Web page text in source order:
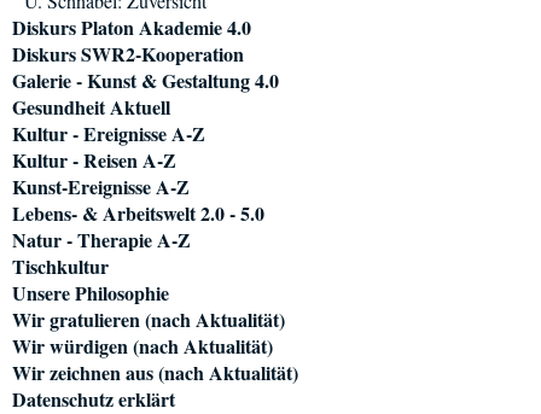
Diskurs Platon Akademie 4.0
Diskurs SWR2-Kooperation
Galerie - Kunst & Gestaltung 4.0
Gesundheit Aktuell
Kultur - Ereignisse A-Z
Kultur - Reisen A-Z
Kunst-Ereignisse A-Z
Lebens- & Arbeitswelt 2.0 - 5.0
Natur - Therapie A-Z
Tischkultur
Unsere Philosophie
Wir gratulieren (nach Aktualität)
Wir würdigen (nach Aktualität)
Wir zeichnen aus (nach Aktualität)
Datenschutz erklärt